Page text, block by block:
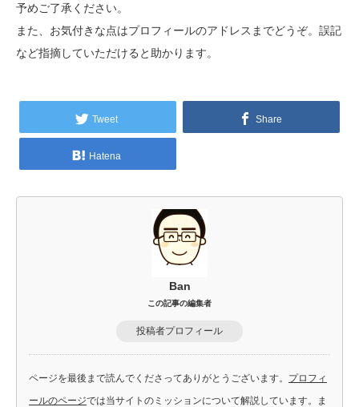
予めご了承ください。
また、お気付きな点はプロフィールのアドレスまでどうぞ。誤記
など指摘していただけると助かります。
Tweet Share
Hatena
Ban
この記事の編集者
投稿者プロフィール
ページを最後まで読んでくださってありがとうございます。 プロフィ
ールのページでは当サイトのミッションについて解説しています。ま